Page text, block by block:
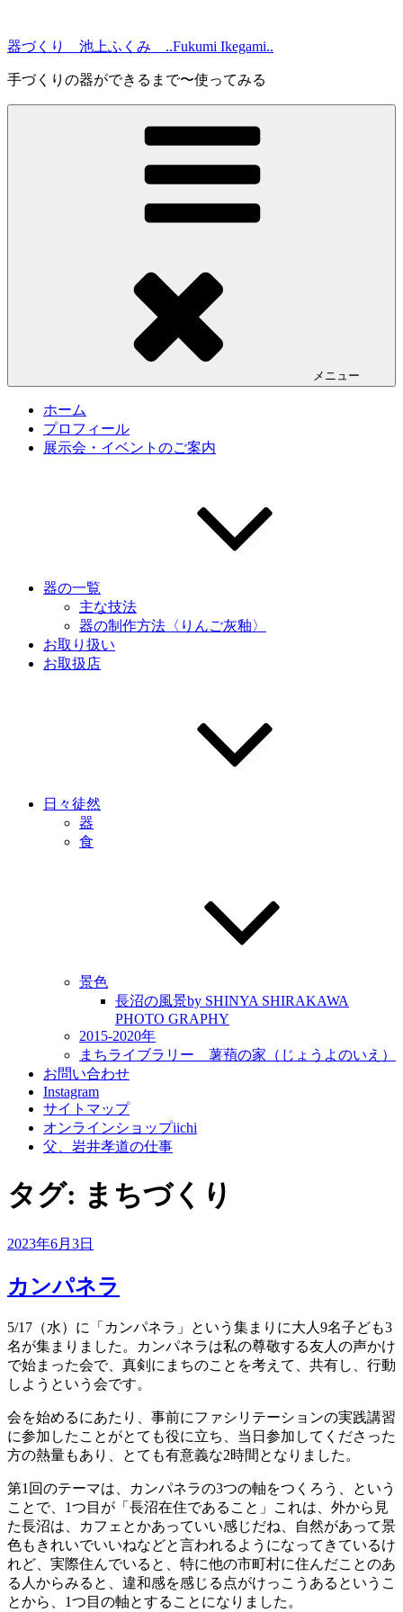
テ
ン
ツ
へ
器づくり 池上ふくみ ..Fukumi Ikegami..
手づくりの器ができるまで〜使ってみる
メニュー
ホーム
プロフィール
展示会・イベントのご案内
器の一覧
主な技法
器の制作方法〈りんご灰釉〉
お取り扱い
お取扱店
日々徒然
器
食
景色
長沼の風景by SHINYA SHIRAKAWA
PHOTO GRAPHY
2015-2020年
まちライブラリー 薯蕷の家（じょうよのいえ）
お問い合わせ
Instagram
サイトマップ
オンラインショップiichi
父、岩井孝道の仕事
タグ: まちづくり
投
日:
2023年6月3日
カンパネラ
5/17（水）に「カンパネラ」という集まりに大人9名子ども3
名が集まりました。カンパネラは私の尊敬する友人の声かけ
で始まった会で、真剣にまちのことを考えて、共有し、行動
しようという会です。
会を始めるにあたり、事前にファシリテーションの実践講習
に参加したことがとても役に立ち、当日参加してくださった
方の熱量もあり、とても有意義な2時間となりました。
第1回のテーマは、カンパネラの3つの軸をつくろう、という
ことで、1つ目が「長沼在住であること」これは、外から見
た長沼は、カフェとかあっていい感じだね、自然があって景
色もきれいでいいねなどと言われるようになってきているけ
れど、実際住んでいると、特に他の市町村に住んだことのあ
る人からみると、違和感を感じる点がけっこうあるというこ
とから、1つ目の軸とすることになりました。